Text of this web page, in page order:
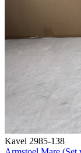
Kavel 2985-138